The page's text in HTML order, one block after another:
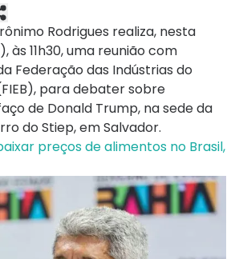
Rodrigues realiza, nesta
11h30, uma reunião com
Federação das Indústrias do
para debater sobre
de Donald Trump, na sede da
do Stiep, em Salvador.
preços de alimentos no Brasil,